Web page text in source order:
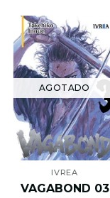
AGOTADO
IVREA
VAGABOND 03